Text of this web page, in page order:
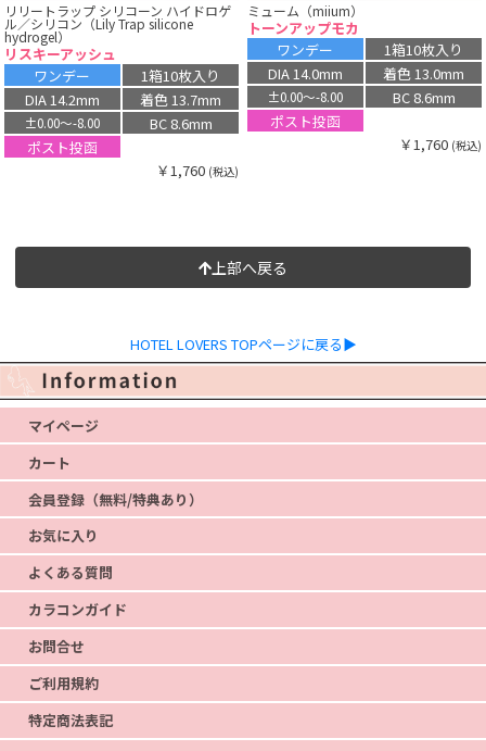
リリートラップ シリコーン ハイドロゲ
ル／シリコン（Lily Trap silicone
hydrogel）
リスキーアッシュ
ワンデー
1箱10枚入り
DIA 14.2mm
着色 13.7mm
±0.00〜-8.00
BC 8.6mm
ポスト投函
￥1,760 (税込)
ミューム（miium）
トーンアップモカ
ワンデー
1箱10枚入り
DIA 14.0mm
着色 13.0mm
±0.00〜-8.00
BC 8.6mm
ポスト投函
￥1,760 (税込)
上部へ戻る
HOTEL LOVERS TOPページに戻る▶
マイページ
カート
会員登録（無料/特典あり）
お気に入り
よくある質問
カラコンガイド
お問合せ
ご利用規約
特定商法表記